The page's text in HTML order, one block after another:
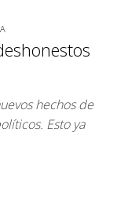
hechos de
Esto ya